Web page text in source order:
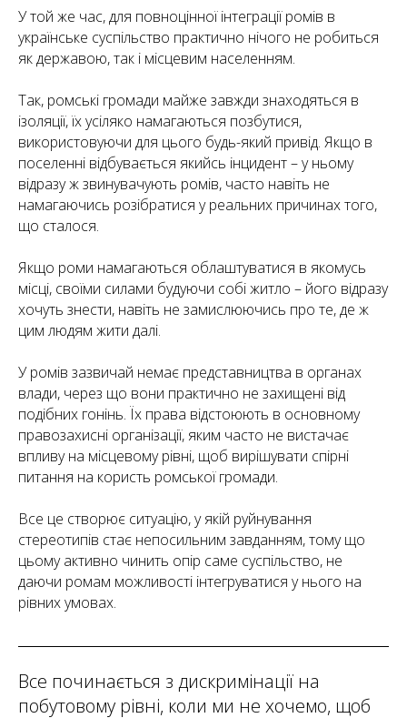
У той же час, для повноцінної інтеграції ромів в
українське суспільство практично нічого не робиться
як державою, так і місцевим населенням.
Так, ромські громади майже завжди знаходяться в
ізоляції, їх усіляко намагаються позбутися,
використовуючи для цього будь-який привід. Якщо в
поселенні відбувається якийсь інцидент – у ньому
відразу ж звинувачують ромів, часто навіть не
намагаючись розібратися у реальних причинах того,
що сталося.
Якщо роми намагаються облаштуватися в якомусь
місці, своїми силами будуючи собі житло – його відразу
хочуть знести, навіть не замислюючись про те, де ж
цим людям жити далі.
У ромів зазвичай немає представництва в органах
влади, через що вони практично не захищені від
подібних гонінь. Їх права відстоюють в основному
правозахисні організації, яким часто не вистачає
впливу на місцевому рівні, щоб вирішувати спірні
питання на користь ромської громади.
Все це створює ситуацію, у якій руйнування
стереотипів стає непосильним завданням, тому що
цьому активно чинить опір саме суспільство, не
даючи ромам можливості інтегруватися у нього на
рівних умовах.
Все починається з дискримінації на
побутовому рівні, коли ми не хочемо, щоб